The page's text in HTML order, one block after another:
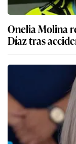
Onelia Molina
Díaz tras